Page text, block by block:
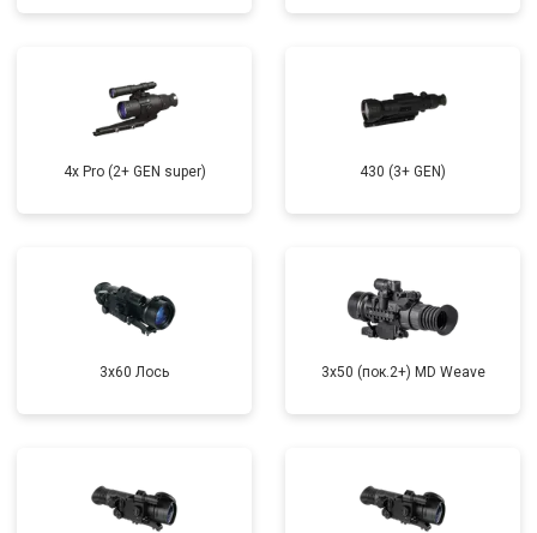
4x Pro (2+ GEN super) 430 (3+ GEN)
3x60 Лось 3x50 (пок.2+) MD Weave